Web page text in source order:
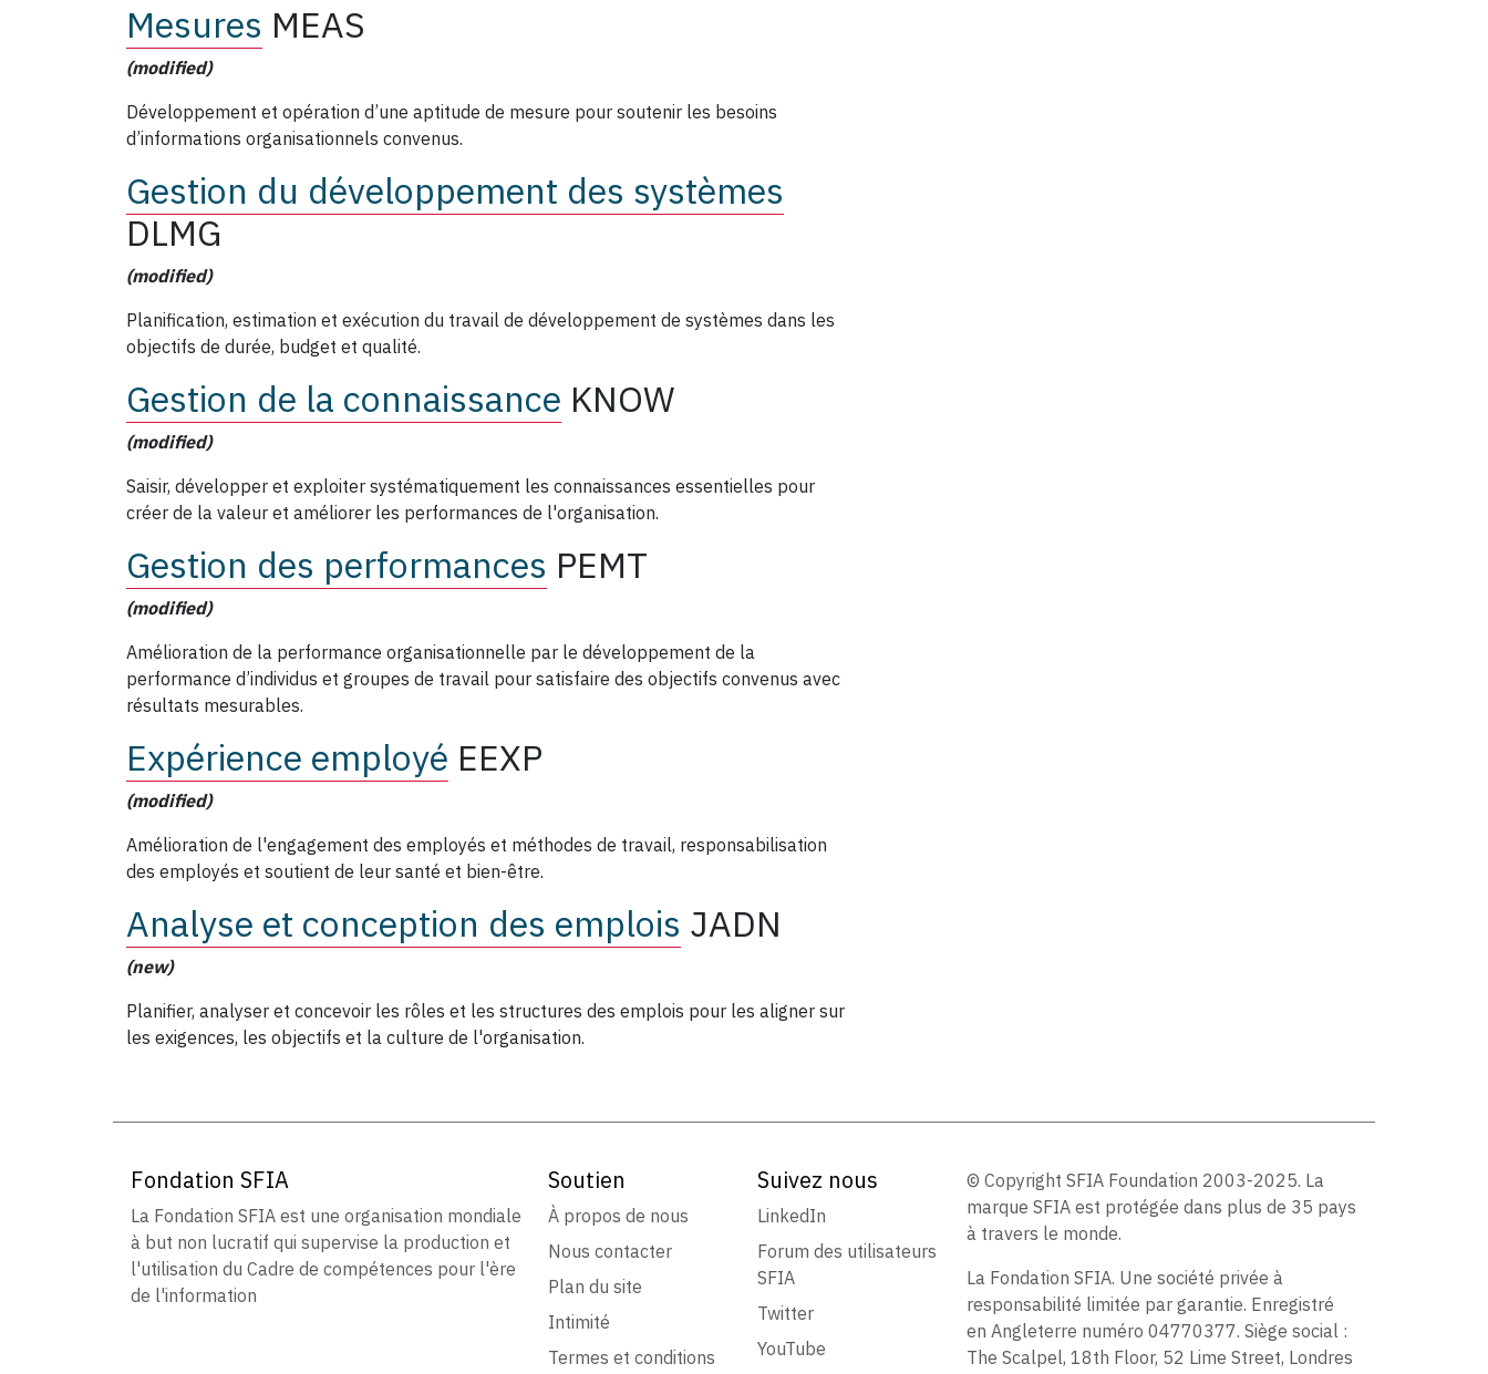
Mesures MEAS
(modified)
Développement et opération d’une aptitude de mesure pour soutenir les besoins
d’informations organisationnels convenus.
Gestion du développement des systèmes
DLMG
(modified)
Planification, estimation et exécution du travail de développement de systèmes dans les
objectifs de durée, budget et qualité.
Gestion de la connaissance KNOW
(modified)
Saisir, développer et exploiter systématiquement les connaissances essentielles pour
créer de la valeur et améliorer les performances de l'organisation.
Gestion des performances PEMT
(modified)
Amélioration de la performance organisationnelle par le développement de la
performance d’individus et groupes de travail pour satisfaire des objectifs convenus avec
résultats mesurables.
Expérience employé EEXP
(modified)
Amélioration de l'engagement des employés et méthodes de travail, responsabilisation
des employés et soutient de leur santé et bien-être.
Analyse et conception des emplois JADN
(new)
Planifier, analyser et concevoir les rôles et les structures des emplois pour les aligner sur
les exigences, les objectifs et la culture de l'organisation.
Fondation SFIA
La Fondation SFIA est une organisation mondiale
à but non lucratif qui supervise la production et
l'utilisation du Cadre de compétences pour l'ère
de l'information
Soutien
À propos de nous
Nous contacter
Plan du site
Intimité
Termes et conditions
Suivez nous
LinkedIn
Forum des utilisateurs
SFIA
Twitter
YouTube
© Copyright SFIA Foundation 2003-2025. La
marque SFIA est protégée dans plus de 35 pays
à travers le monde.
La Fondation SFIA. Une société privée à
responsabilité limitée par garantie. Enregistré
en Angleterre numéro 04770377. Siège social :
The Scalpel, 18th Floor, 52 Lime Street, Londres